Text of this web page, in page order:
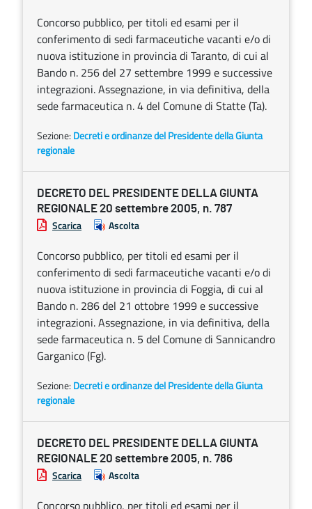
Concorso pubblico, per titoli ed esami per il
conferimento di sedi farmaceutiche vacanti e/o di
nuova istituzione in provincia di Taranto, di cui al
Bando n. 256 del 27 settembre 1999 e successive
integrazioni. Assegnazione, in via definitiva, della
sede farmaceutica n. 4 del Comune di Statte (Ta).
Sezione: Decreti e ordinanze del Presidente della Giunta
regionale
DECRETO DEL PRESIDENTE DELLA GIUNTA
REGIONALE 20 settembre 2005, n. 787
Scarica Ascolta
Concorso pubblico, per titoli ed esami per il
conferimento di sedi farmaceutiche vacanti e/o di
nuova istituzione in provincia di Foggia, di cui al
Bando n. 286 del 21 ottobre 1999 e successive
integrazioni. Assegnazione, in via definitiva, della
sede farmaceutica n. 5 del Comune di Sannicandro
Garganico (Fg).
Sezione: Decreti e ordinanze del Presidente della Giunta
regionale
DECRETO DEL PRESIDENTE DELLA GIUNTA
REGIONALE 20 settembre 2005, n. 786
Scarica Ascolta
Concorso pubblico, per titoli ed esami per il